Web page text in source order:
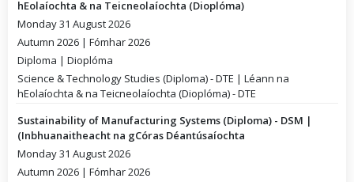
hEolaíochta & na Teicneolaíochta (Dioplóma)
Monday 31 August 2026
Autumn 2026 | Fómhar 2026
Diploma | Dioplóma
Science & Technology Studies (Diploma) - DTE | Léann na
hEolaíochta & na Teicneolaíochta (Dioplóma) - DTE
Sustainability of Manufacturing Systems (Diploma) - DSM |
(Inbhuanaitheacht na gCóras Déantúsaíochta
Monday 31 August 2026
Autumn 2026 | Fómhar 2026